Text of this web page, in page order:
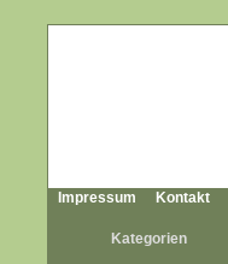
Impressum Kontakt
Kategorien